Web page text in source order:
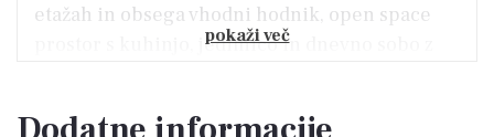
etažah in obsega vhodni hodnik, open space
prostor s kuhinjo, jedilnico in dnevno sobo z
pokaži več